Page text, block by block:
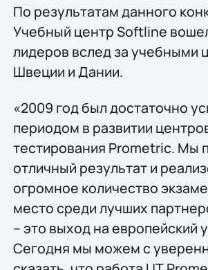
По результатам данного
Учебный центр Softline
лидеров вслед за учебными
Швеции и Дании.
«2009 год был достаточно
периодом в развитии
тестирования Prometric. Мы
отличный результат и
огромное количество
место среди лучших
– это выход на европейский
Сегодня мы можем с